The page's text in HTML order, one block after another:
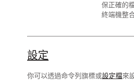
保正確的
終端機整
設定
你可以透過命令列旗標或設定檔來